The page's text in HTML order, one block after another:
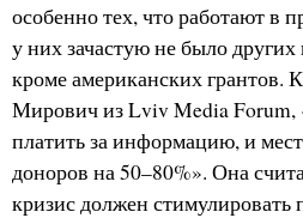
особенно тех, что работают в
у них зачастую не было
кроме американских грантов.
Мирович из Lviv Media Forum,
платить за информацию, и
доноров на 50–80%». Она
кризис должен стимулировать